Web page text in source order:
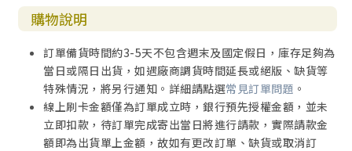
購物說明
訂單備貨時間約3-5天不包含週末及國定假日，庫存足夠為
當日或隔日出貨，如遇廠商調貨時間延長或絕版、缺貨等
特殊情況，將另行通知。詳細請點選常見訂單問題 。
線上刷卡金額僅為訂單成立時，銀行預先授權金額，並未
立即扣款，待訂單完成寄出當日將進行請款，實際請款金
額即為出貨單上金額，故如有更改訂單、缺貨或取消訂